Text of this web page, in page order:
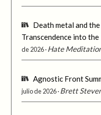
Death metal and
Transcendence into
de 2026 Hate
Agnostic Front
julio de 2026 Brett